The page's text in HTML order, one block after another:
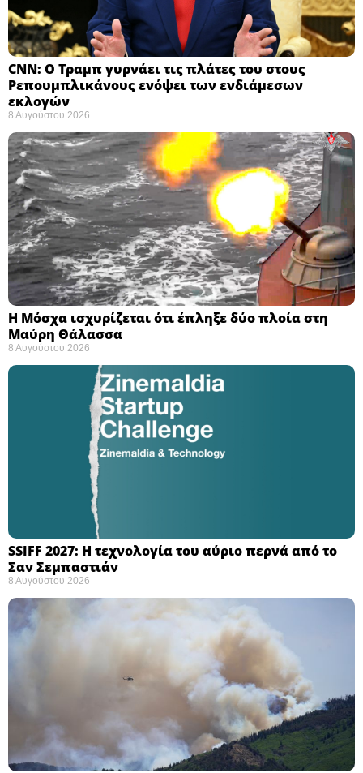
CNN: Ο Τραμπ γυρνάει τις πλάτες του στους
Ρεπουμπλικάνους ενόψει των ενδιάμεσων
εκλογών ​
8 Αυγούστου 2026
Η Μόσχα ισχυρίζεται ότι έπληξε δύο πλοία στη
Μαύρη Θάλασσα ​
8 Αυγούστου 2026
SSIFF 2027: Η τεχνολογία του αύριο περνά από το
Σαν Σεμπαστιάν ​
8 Αυγούστου 2026